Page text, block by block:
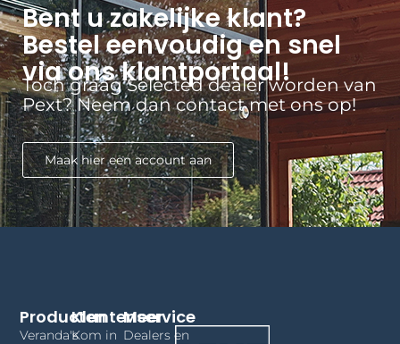
Bent u zakelijke klant?
Bestel eenvoudig en snel
via ons klantportaal!
Toch graag Selected dealer worden van
Pext? Neem dan contact met ons op!
Maak hier een account aan
Producten
Veranda's
Klantenservice
Kom in
Meer
Dealers en